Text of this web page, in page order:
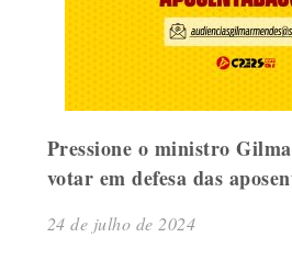
Pressione o ministro
votar em defesa das
24 de julho de 2024